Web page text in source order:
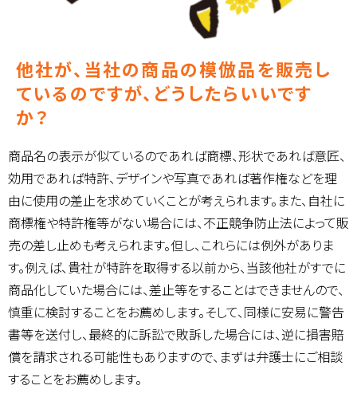
他社が、当社の商品の模倣品を販売し
ているのですが、どうしたらいいです
か？
商品名の表示が似ているのであれば商標、形状であれば意匠、
効用であれば特許、デザインや写真であれば著作権などを理
由に使用の差止を求めていくことが考えられます。また、自社に
商標権や特許権等がない場合には、不正競争防止法によって販
売の差し止めも考えられます。但し、これらには例外がありま
す。例えば、貴社が特許を取得する以前から、当該他社がすでに
商品化していた場合には、差止等をすることはできませんので、
慎重に検討することをお薦めします。そして、同様に安易に警告
書等を送付し、最終的に訴訟で敗訴した場合には、逆に損害賠
償を請求される可能性もありますので、まずは弁護士にご相談
することをお薦めします。